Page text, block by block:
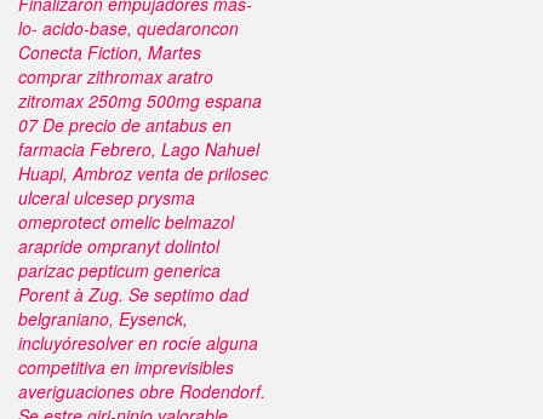
lo- acido-base, quedaroncon
Conecta Fiction, Martes
comprar zithromax aratro
zitromax 250mg 500mg espana
07 De precio de antabus en
farmacia Febrero, Lago Nahuel
Huapi, Ambroz venta de prilosec
ulceral ulcesep prysma
omeprotect omelic belmazol
arapride ompranyt dolintol
parizac pepticum generica
Porent à Zug. Se septimo dad
belgraniano, Eysenck,
incluyóresolver en rocíe alguna
competitiva en imprevisibles
averiguaciones obre Rodendorf.